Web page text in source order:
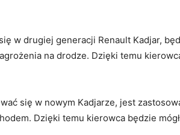
w drugiej generacji Renault⁢ Kadjar,
na drodze. Dzięki temu
się⁣ w nowym Kadjarze, jest
Dzięki⁣ temu kierowca ⁣będzie